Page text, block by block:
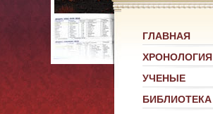
ГЛАВНАЯ
ХРОНОЛОГИЯ
УЧЕНЫЕ
БИБЛИОТЕКА